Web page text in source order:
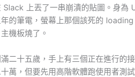
Slack 上丟了一串崩潰的貼圖。身
的筆電，螢幕上那個該死的
機板燒了。
二十五歲，手上有三個正在進行的
萬，但要先用高階軟體跑使用者測